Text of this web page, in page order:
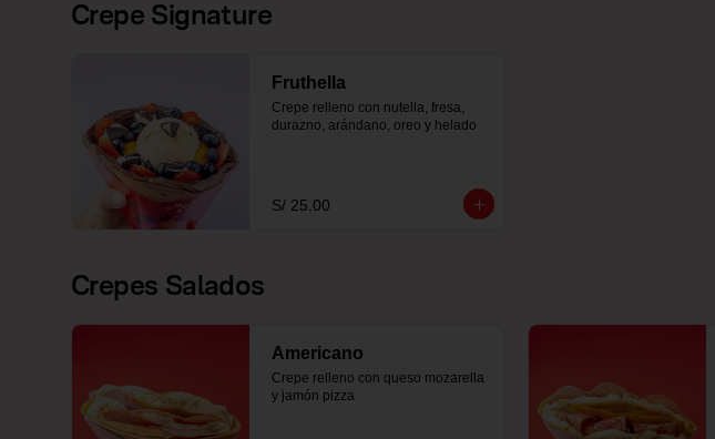
Crepe Signature
Fruthella
Crepe relleno con nutella, fresa,
durazno, arándano, oreo y helado
S/ 25.00
Crepes Salados
Americano
Crepe relleno con queso mozarella
y jamón pizza